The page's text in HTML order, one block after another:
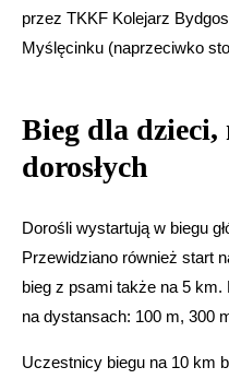
przez TKKF Kolejarz
Myślęcinku (naprzeciwko
Bieg dla dzieci,
dorosłych
Dorośli wystartują w biegu
Przewidziano również start
bieg z psami także na 5 km.
na dystansach: 100 m, 300
Uczestnicy biegu na 10 km